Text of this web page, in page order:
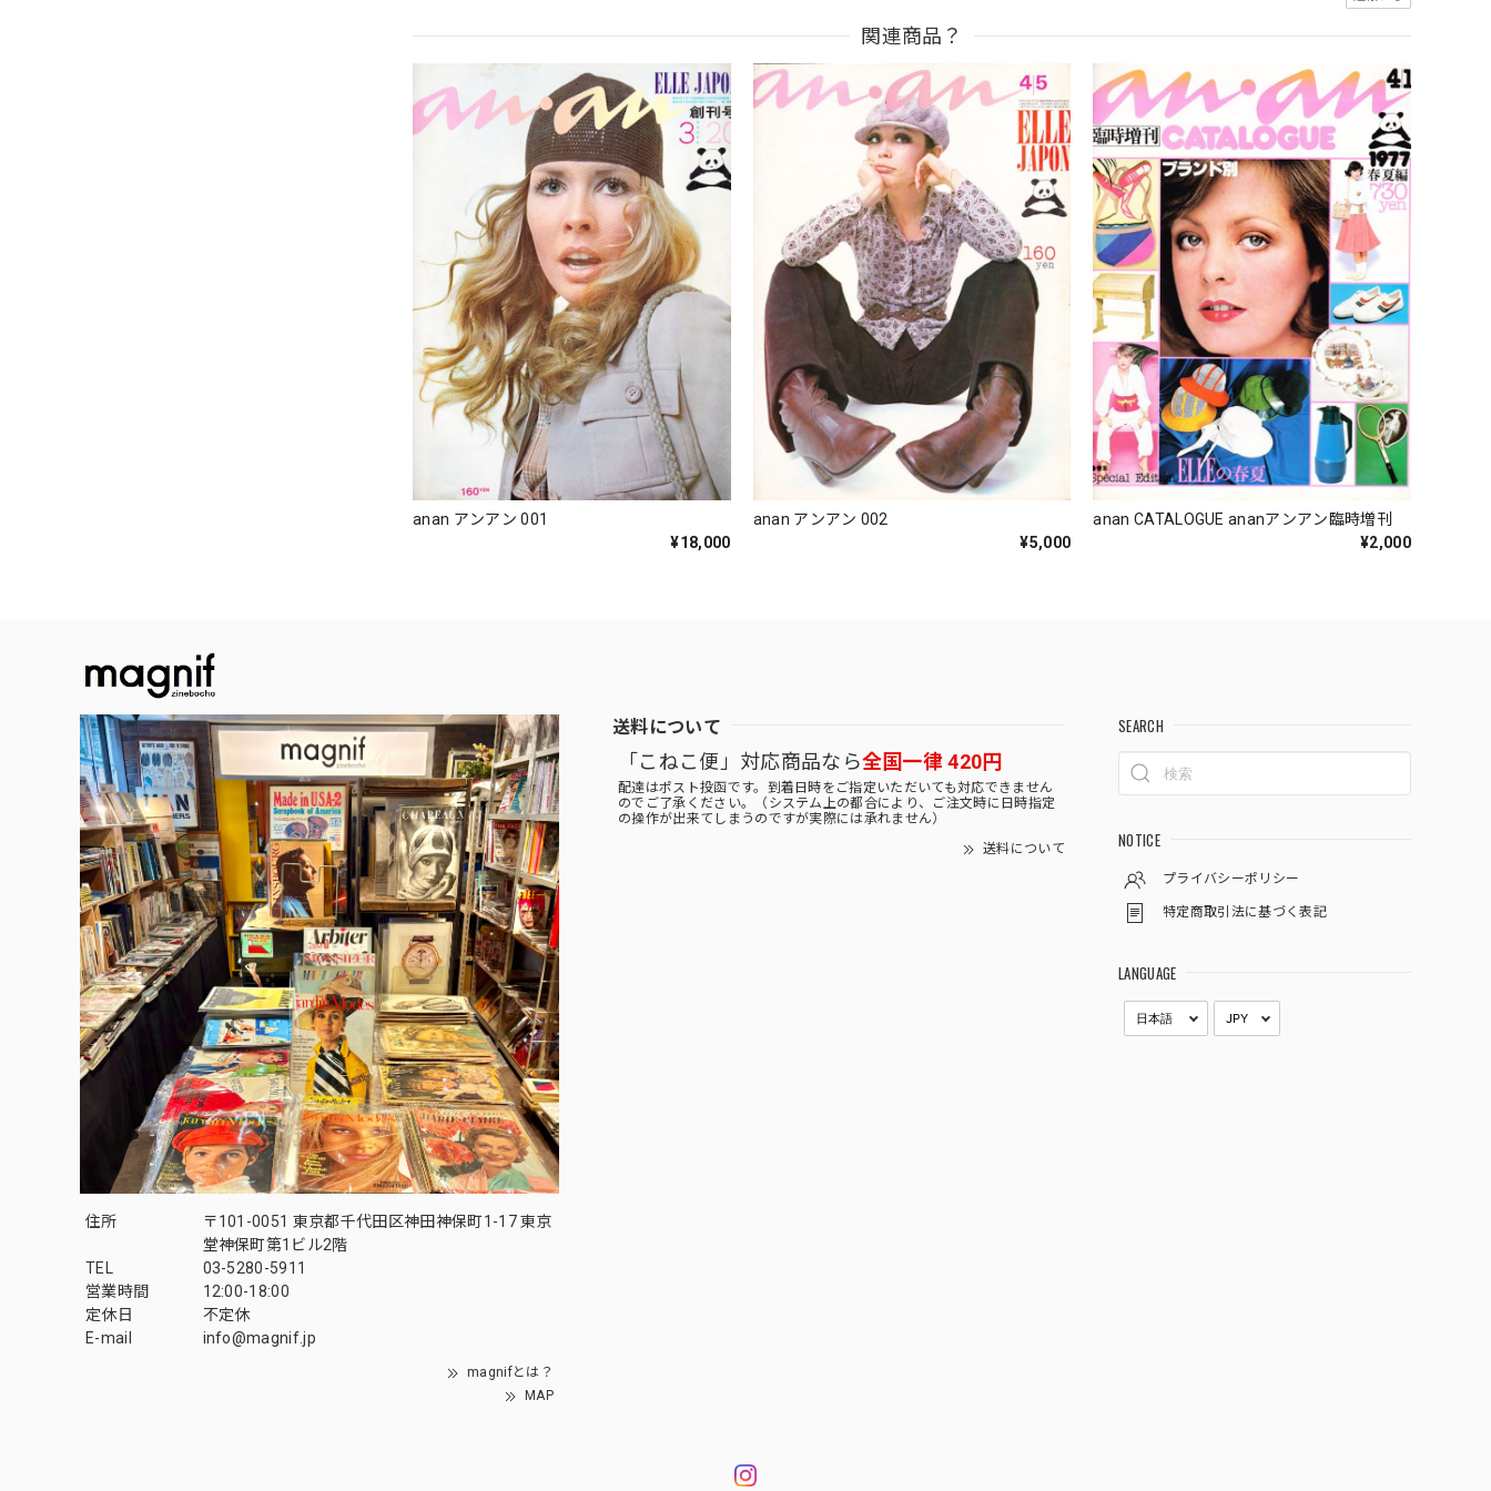
関連商品？
anan アンアン 001
¥18,000
anan アンアン 002
¥5,000
anan CATALOGUE ananアンアン臨時増刊
¥2,000
住所
〒101-0051 東京都千代田区神田神保町1-17 東京
堂神保町第1ビル2階
TEL
03-5280-5911
営業時間
12:00-18:00
定休日
不定休
E-mail
info@magnif.jp
magnifとは？
MAP
送料について
「こねこ便」対応商品なら全国一律 420円
配達はポスト投函です。到着日時をご指定いただいても対応できません
のでご了承ください。（システム上の都合により、ご注文時に日時指定
の操作が出来てしまうのですが実際には承れません）
送料について
SEARCH
NOTICE
プライバシーポリシー
特定商取引法に基づく表記
LANGUAGE